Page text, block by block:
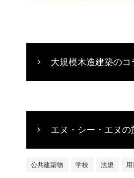
大規模木造建築のコ
エヌ・シー・エヌの
公共建築物 学校 法規 用